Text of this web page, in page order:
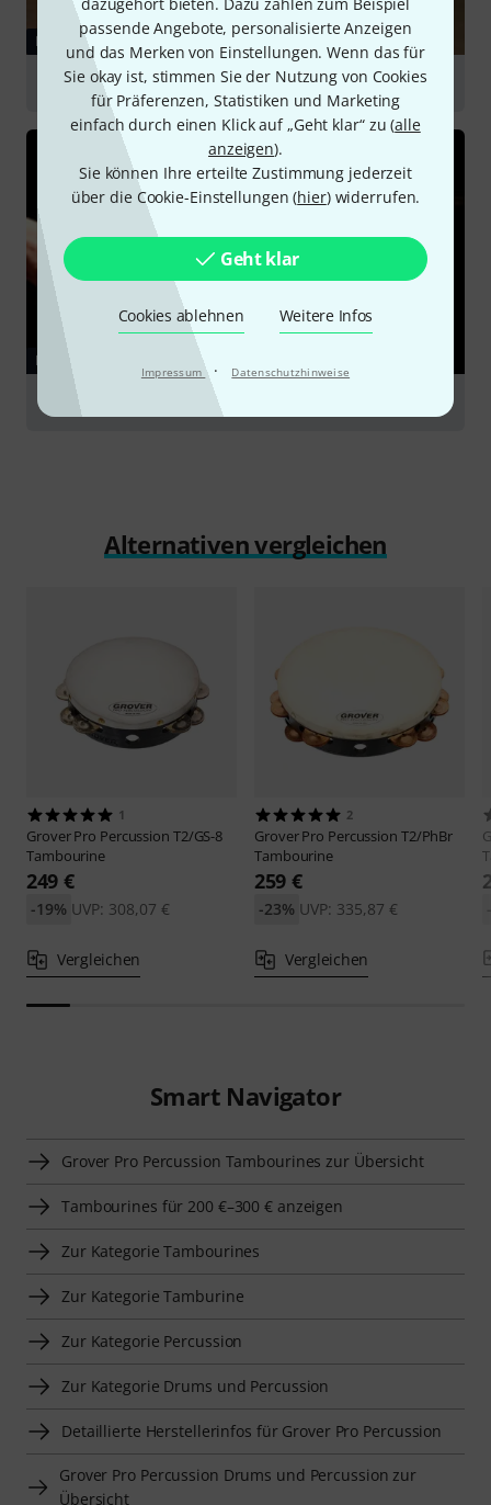
passende Angebote, personalisierte Anzeigen
und das Merken von Einstellungen. Wenn das für
Sie okay ist, stimmen Sie der Nutzung von Cookies
für Präferenzen, Statistiken und Marketing
einfach durch einen Klick auf „Geht klar“ zu (alle
anzeigen).
Sie können Ihre erteilte Zustimmung jederzeit
über die Cookie-Einstellungen (hier) widerrufen.
Geht klar
Cookies ablehnen Weitere Infos
Impressum · Datenschutzhinweise
RATGEBER
Percussioninstrumente
RATGEBER
Alternativen vergleichen
1
Grover Pro Percussion T2/GS-8
Tambourine
249 €
UVP: 308,07 €
-19%
Vergleichen
2
Grover Pro Percussion T2/PhBr
Tambourine
259 €
UVP: 335,87 €
-23%
Vergleichen
Smart Navigator
Grover Pro Percussion Tambourines zur Übersicht
Tambourines für 200 €–300 € anzeigen
Zur Kategorie Tambourines
Zur Kategorie Tamburine
Zur Kategorie Percussion
Zur Kategorie Drums und Percussion
Detaillierte Herstellerinfos für Grover Pro Percussion
Grover Pro Percussion Drums und Percussion zur
Übersicht